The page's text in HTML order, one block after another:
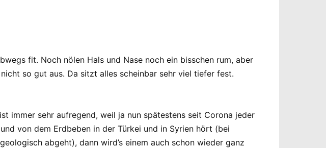
fit. Noch nölen Hals und Nase noch ein bisschen rum, aber
so gut aus. Da sitzt alles scheinbar sehr viel tiefer fest.
immer sehr aufregend, weil ja nun spätestens seit Corona jeder
von dem Erdbeben in der Türkei und in Syrien hört (bei
abgeht), dann wird’s einem auch schon wieder ganz